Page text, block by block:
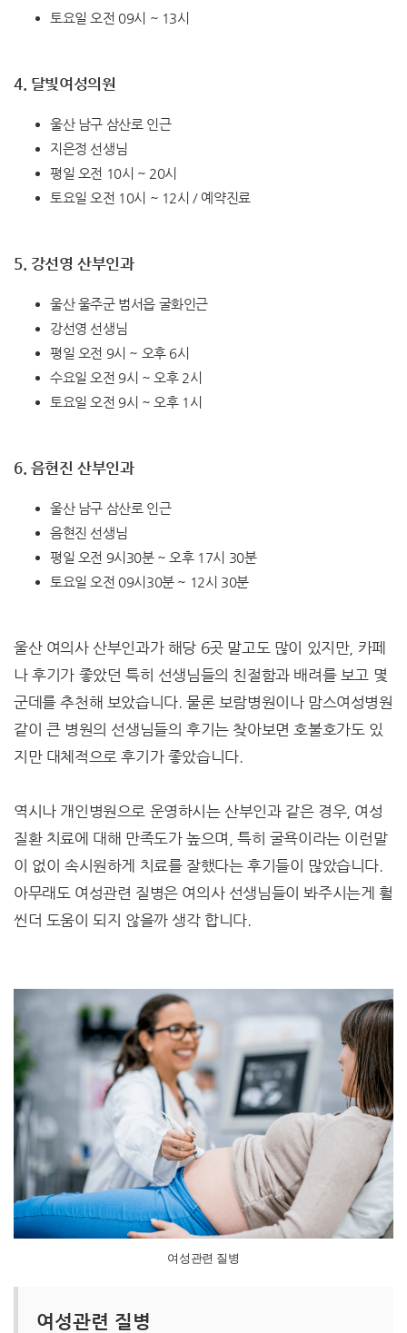
토요일 오전 09시 ~ 13시
4. 달빛여성의원
울산 남구 삼산로 인근
지은정 선생님
평일 오전 10시 ~ 20시
토요일 오전 10시 ~ 12시 / 예약진료
5. 강선영 산부인과
울산 울주군 범서읍 굴화인근
강선영 선생님
평일 오전 9시 ~ 오후 6시
수요일 오전 9시 ~ 오후 2시
토요일 오전 9시 ~ 오후 1시
6. 음현진 산부인과
울산 남구 삼산로 인근
음현진 선생님
평일 오전 9시30분 ~ 오후 17시 30분
토요일 오전 09시30분 ~ 12시 30분
울산 여의사 산부인과가 해당 6곳 말고도 많이 있지만, 카페
나 후기가 좋았던 특히 선생님들의 친절함과 배려를 보고 몇
군데를 추천해 보았습니다. 물론 보람병원이나 맘스여성병원
같이 큰 병원의 선생님들의 후기는 찾아보면 호불호가도 있
지만 대체적으로 후기가 좋았습니다.
역시나 개인병원으로 운영하시는 산부인과 같은 경우, 여성
질환 치료에 대해 만족도가 높으며, 특히 굴욕이라는 이런말
이 없이 속시원하게 치료를 잘했다는 후기들이 많았습니다.
아무래도 여성관련 질병은 여의사 선생님들이 봐주시는게 훨
씬더 도움이 되지 않을까 생각 합니다.
여성관련 질병
여성관련 질병